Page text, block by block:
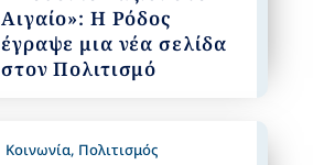
Αιγαίο»: Η Ρόδος
έγραψε μια νέα σελίδα
στον Πολιτισμό
Κοινωνία, Πολιτισμός